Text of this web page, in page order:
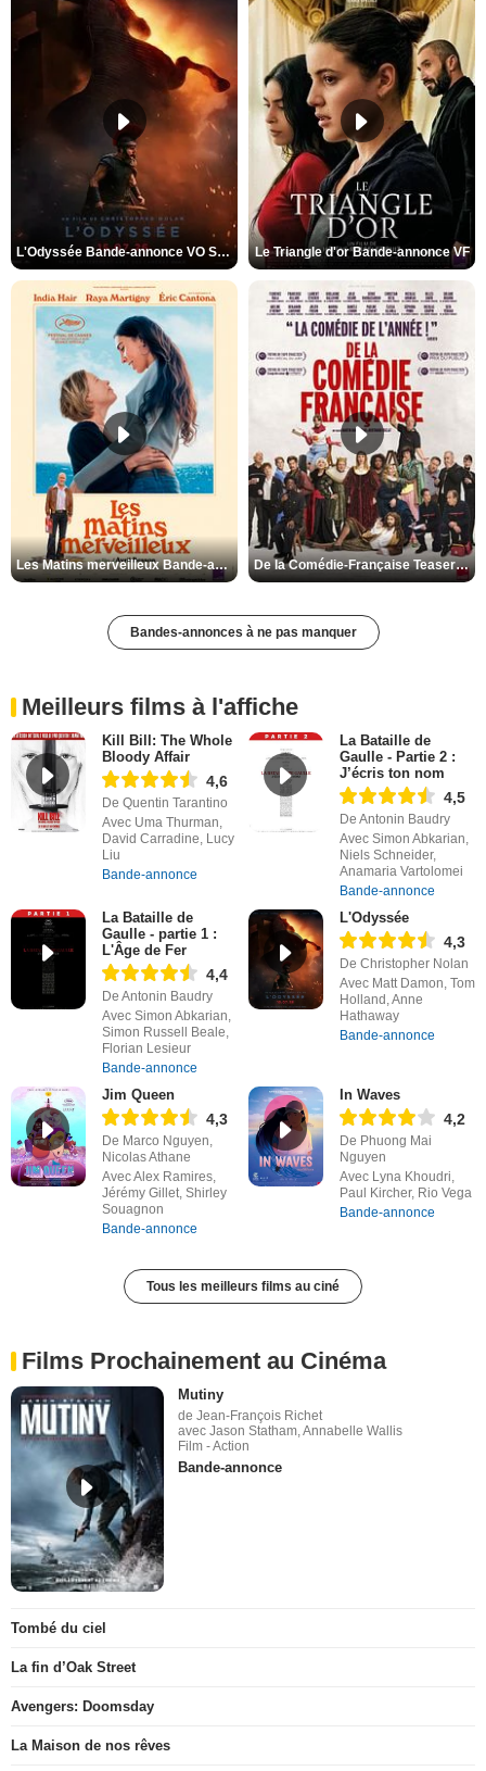
L'Odyssée Bande-annonce VO STFR Le Triangle d'or Bande-annonce VF
Les Matins merveilleux Bande-annonce VF De la Comédie-Française Teaser VF
Bandes-annonces à ne pas manquer
Meilleurs films à l'affiche
Kill Bill: The Whole
Bloody Affair
4,6
De Quentin Tarantino
Avec Uma Thurman,
David Carradine, Lucy
Liu
Bande-annonce
La Bataille de
Gaulle - Partie 2 :
J’écris ton nom
4,5
De Antonin Baudry
Avec Simon Abkarian,
Niels Schneider,
Anamaria Vartolomei
Bande-annonce
La Bataille de
Gaulle - partie 1 :
L'Âge de Fer
4,4
De Antonin Baudry
Avec Simon Abkarian,
Simon Russell Beale,
Florian Lesieur
Bande-annonce
L'Odyssée
4,3
De Christopher Nolan
Avec Matt Damon, Tom
Holland, Anne
Hathaway
Bande-annonce
Jim Queen
4,3
De Marco Nguyen,
Nicolas Athane
Avec Alex Ramires,
Jérémy Gillet, Shirley
Souagnon
Bande-annonce
In Waves
4,2
De Phuong Mai
Nguyen
Avec Lyna Khoudri,
Paul Kircher, Rio Vega
Bande-annonce
Tous les meilleurs films au ciné
Films Prochainement au Cinéma
Mutiny
de Jean-François Richet
avec Jason Statham, Annabelle Wallis
Film - Action
Bande-annonce
Tombé du ciel
La fin d’Oak Street
Avengers: Doomsday
La Maison de nos rêves